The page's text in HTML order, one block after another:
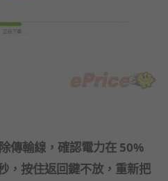
傳輸線，確認電力在 50%
，按住返回鍵不放，重新把